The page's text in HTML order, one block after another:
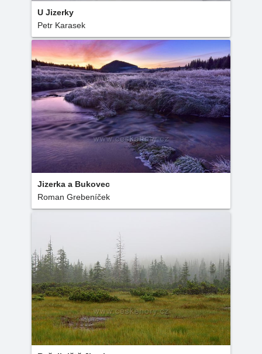
U Jizerky
Petr Karasek
Jizerka a Bukovec
Roman Grebeníček